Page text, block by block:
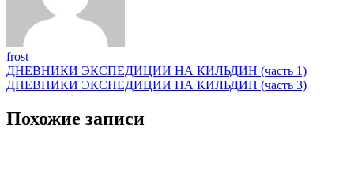
frost
Навигация
по
записям
ДНЕВНИКИ ЭКСПЕДИЦИИ НА КИЛЬДИН (часть 1)
ДНЕВНИКИ ЭКСПЕДИЦИИ НА КИЛЬДИН (часть 3)
Похожие записи